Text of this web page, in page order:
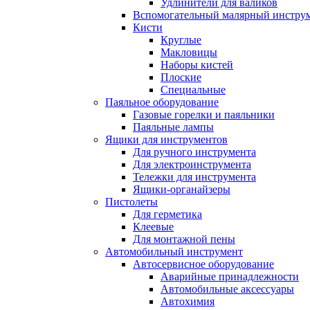
Удлинители для валиков
Вспомогательный малярный
Кисти
Круглые
Макловицы
Наборы кистей
Плоские
Специальные
Паяльное оборудование
Газовые горелки и паяльники
Паяльные лампы
Ящики для инструментов
Для ручного инструмента
Для электроинструмента
Тележки для инструмента
Ящики-органайзеры
Пистолеты
Для герметика
Клеевые
Для монтажной пены
Автомобильный инструмент
Автосервисное оборудование
Аварийные принадлежности
Автомобильные аксессуары
Автохимия